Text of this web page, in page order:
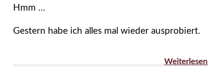
Hmm …
Gestern habe ich alles mal wieder ausprobiert.
Weiterlesen